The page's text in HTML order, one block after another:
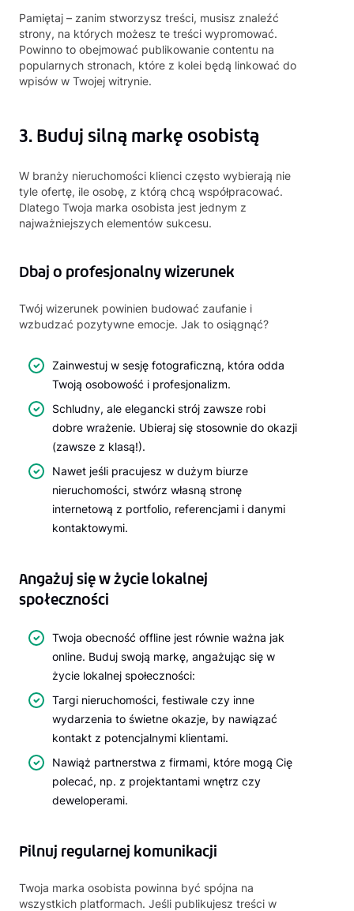
Pamiętaj – zanim stworzysz treści, musisz znaleźć
strony, na których możesz te treści wypromować.
Powinno to obejmować publikowanie contentu na
popularnych stronach, które z kolei będą linkować do
wpisów w Twojej witrynie.
3. Buduj silną markę osobistą
W branży nieruchomości klienci często wybierają nie
tyle ofertę, ile osobę, z którą chcą współpracować.
Dlatego Twoja marka osobista jest jednym z
najważniejszych elementów sukcesu.
Dbaj o profesjonalny wizerunek
Twój wizerunek powinien budować zaufanie i
wzbudzać pozytywne emocje. Jak to osiągnąć?
Zainwestuj w sesję fotograficzną, która odda
Twoją osobowość i profesjonalizm.
Schludny, ale elegancki strój zawsze robi
dobre wrażenie. Ubieraj się stosownie do okazji
(zawsze z klasą!).
Nawet jeśli pracujesz w dużym biurze
nieruchomości, stwórz własną stronę
internetową z portfolio, referencjami i danymi
kontaktowymi.
Angażuj się w życie lokalnej
społeczności
Twoja obecność offline jest równie ważna jak
online. Buduj swoją markę, angażując się w
życie lokalnej społeczności:
Targi nieruchomości, festiwale czy inne
wydarzenia to świetne okazje, by nawiązać
kontakt z potencjalnymi klientami.
Nawiąż partnerstwa z firmami, które mogą Cię
polecać, np. z projektantami wnętrz czy
deweloperami.
Pilnuj regularnej komunikacji
Twoja marka osobista powinna być spójna na
wszystkich platformach. Jeśli publikujesz treści w